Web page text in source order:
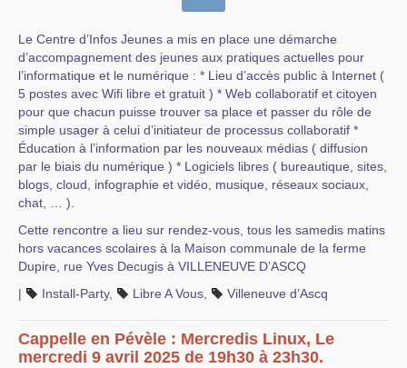
Le Centre d’Infos Jeunes a mis en place une démarche
d’accompagnement des jeunes aux pratiques actuelles pour
l’informatique et le numérique : * Lieu d’accès public à Internet (
5 postes avec Wifi libre et gratuit ) * Web collaboratif et citoyen
pour que chacun puisse trouver sa place et passer du rôle de
simple usager à celui d’initiateur de processus collaboratif *
Éducation à l’information par les nouveaux médias ( diffusion
par le biais du numérique ) * Logiciels libres ( bureautique, sites,
blogs, cloud, infographie et vidéo, musique, réseaux sociaux,
chat, … ).
Cette rencontre a lieu sur rendez-vous, tous les samedis matins
hors vacances scolaires à la Maison communale de la ferme
Dupire, rue Yves Decugis à VILLENEUVE D’ASCQ
|
Install-Party, Libre A Vous Villeneuve d’Ascq
Cappelle en Pévèle : Mercredis Linux, Le
mercredi 9 avril 2025 de 19h30 à 23h30.